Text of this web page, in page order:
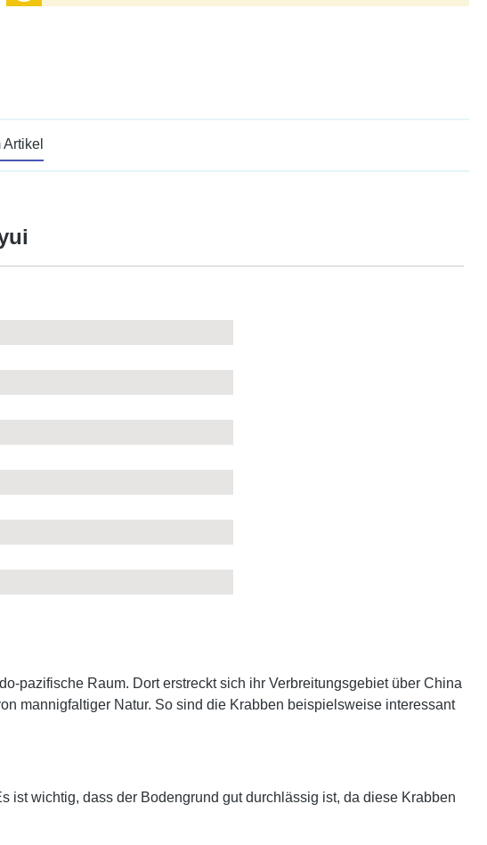
pazifische Raum. Dort erstreckt sich ihr Verbreitungsgebiet über China
mannigfaltiger Natur. So sind die Krabben beispielsweise interessant
ist wichtig, dass der Bodengrund gut durchlässig ist, da diese Krabben